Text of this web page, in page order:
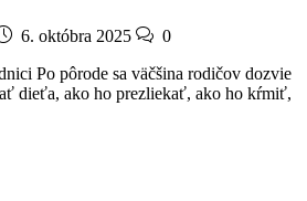
6. októbra 2025
0
Po pôrode sa väčšina rodičov dozvie
dieťa, ako ho prezliekať, ako ho kŕmiť,